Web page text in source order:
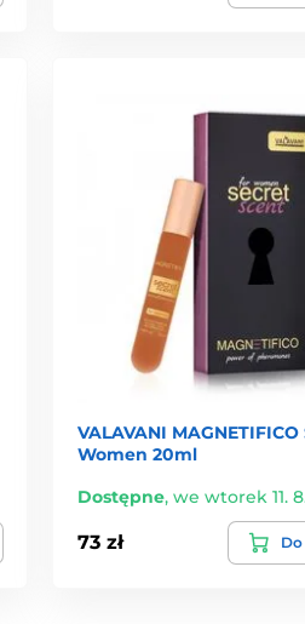
VALAVANI
Women 20ml
Dostępne, we wtorek 11.
73 zł